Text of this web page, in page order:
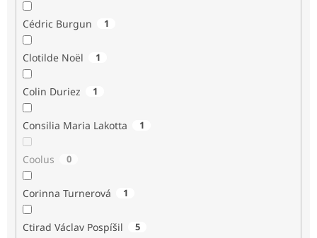
Cédric Burgun 1
Clotilde Noël 1
Colin Duriez 1
Consilia Maria Lakotta 1
Coolus 0
Corinna Turnerová 1
Ctirad Václav Pospíšil 5